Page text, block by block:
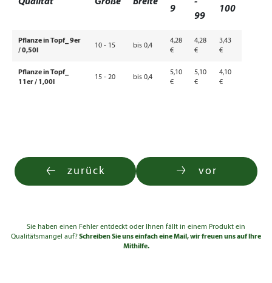
9
99
100
Pflanze in Topf_ 9er
/ 0,50l
10 - 15 bis 0,4
4,28
€
4,28
€
3,43
€
Pflanze in Topf_
11er / 1,00l
15 - 20 bis 0,4
5,10
€
5,10
€
4,10
€
zurück vor
Sie haben einen Fehler entdeckt oder Ihnen fällt in einem Produkt ein
Qualitätsmangel auf?Schreiben Sie uns einfach eine Mail, wir freuen uns auf Ihre
Mithilfe.